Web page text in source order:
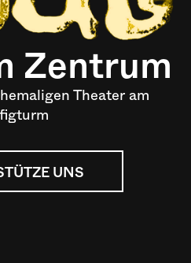
Zentrum
Theater am
UNS